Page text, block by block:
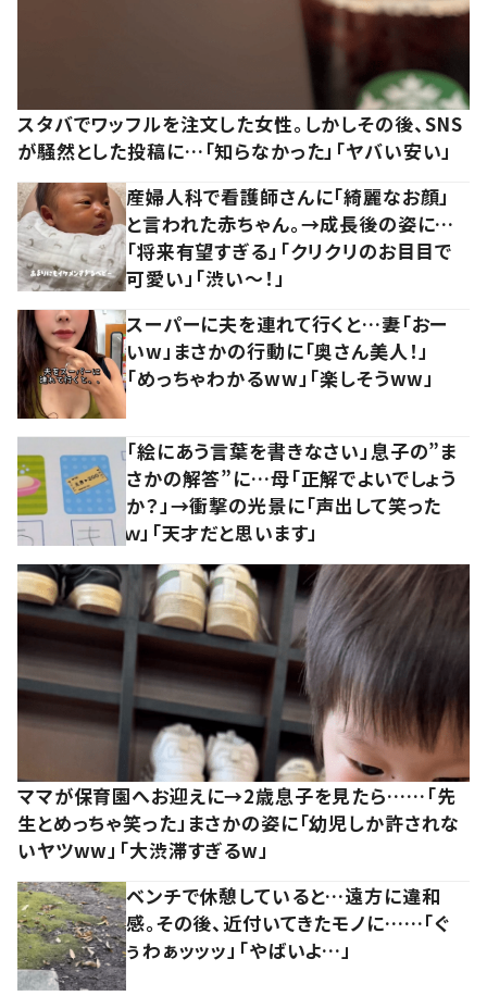
スタバでワッフルを注文した女性。しかしその後、SNS
が騒然とした投稿に…「知らなかった」「ヤバい安い」
産婦人科で看護師さんに「綺麗なお顔」
と言われた赤ちゃん。→成長後の姿に…
「将来有望すぎる」「クリクリのお目目で
可愛い」「渋い～！」
スーパーに夫を連れて行くと…妻「おー
いw」まさかの行動に「奥さん美人！」
「めっちゃわかるww」「楽しそうww」
「絵にあう言葉を書きなさい」息子の”ま
さかの解答”に…母「正解でよいでしょう
か？」→衝撃の光景に「声出して笑った
ｗ」「天才だと思います」
ママが保育園へお迎えに→2歳息子を見たら……「先
生とめっちゃ笑った」まさかの姿に「幼児しか許されな
いヤツww」「大渋滞すぎるw」
ベンチで休憩していると…遠方に違和
感。その後、近付いてきたモノに……「ぐ
ぅわぁッッッ」「やばいよ…」